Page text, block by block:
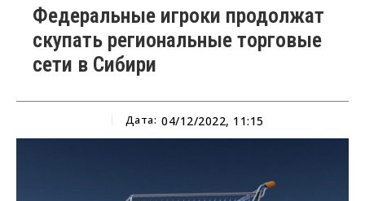
Федеральные игроки продолжат
скупать региональные торговые
сети в Сибири
Дата: 04/12/2022, 11:15